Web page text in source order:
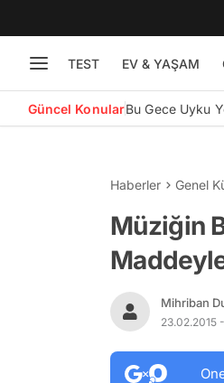
TEST EV & YAŞAM
Güncel KonularBu Gece Uyku
Haberler Genel
Müziğin
Mihriban
23.02.2015